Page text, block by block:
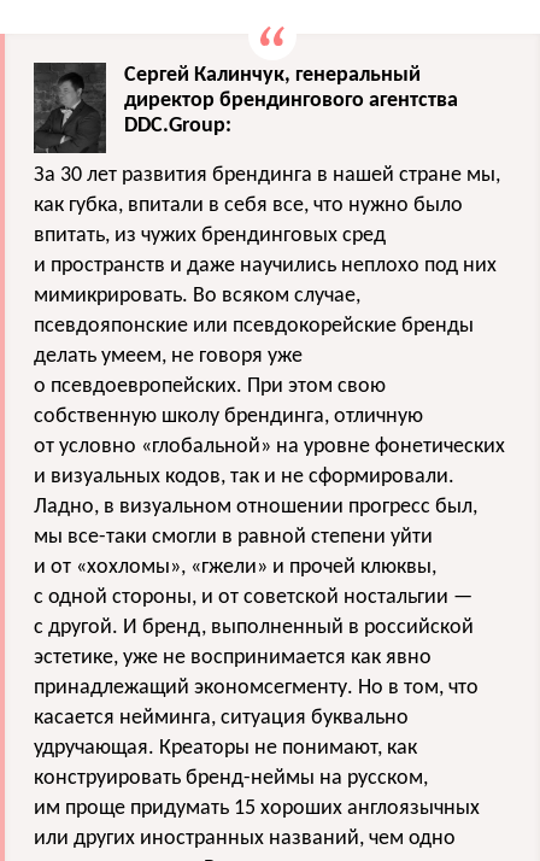
Сергей Калинчук, генеральный
директор брендингового агентства
DDC.Group:
За 30 лет развития брендинга в нашей стране мы,
как губка, впитали в себя все, что нужно было
впитать, из чужих брендинговых сред
и пространств и даже научились неплохо под них
мимикрировать. Во всяком случае,
псевдояпонские или псевдокорейские бренды
делать умеем, не говоря уже
о псевдоевропейских. При этом свою
собственную школу брендинга, отличную
от условно «глобальной» на уровне фонетических
и визуальных кодов, так и не сформировали.
Ладно, в визуальном отношении прогресс был,
мы все-таки смогли в равной степени уйти
и от «хохломы», «гжели» и прочей клюквы,
с одной стороны, и от советской ностальгии —
с другой. И бренд, выполненный в российской
эстетике, уже не воспринимается как явно
принадлежащий экономсегменту. Но в том, что
касается нейминга, ситуация буквально
удручающая. Креаторы не понимают, как
конструировать бренд-неймы на русском,
им проще придумать 15 хороших англоязычных
или других иностранных названий, чем одно